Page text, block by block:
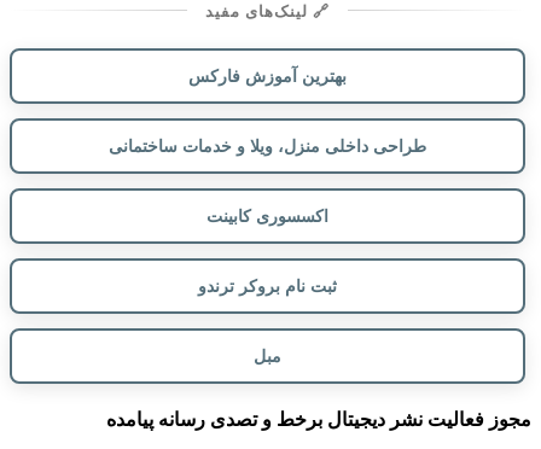
🔗 لینک‌های مفید
بهترین آموزش فارکس
طراحی داخلی منزل، ویلا و خدمات ساختمانی
اکسسوری کابینت
ثبت نام بروکر ترندو
مبل
مجوز فعالیت نشر دیجیتال برخط و تصدی رسانه پیامده